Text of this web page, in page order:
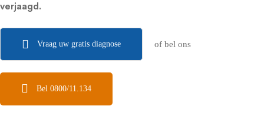
verjaagd.
Vraag uw gratis diagnose of bel ons
Bel 0800/11.134